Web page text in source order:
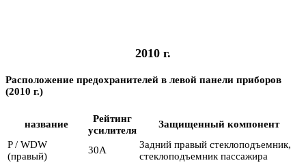
2010 г.
Расположение предохранителей в левой панели приборов
(2010 г.)
название
Рейтинг
усилителя
Защищенный компонент
P / WDW
(правый)
30А
Задний правый стеклоподъемник,
стеклоподъемник пассажира